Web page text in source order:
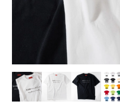
のぼり旗の改造プランと
程度によってデザイン加
詳細はお問い合わせくだ
リピート
ォントを使用します。基
にショップ名、社名、電
データをお送りいただけ
も出来ます。
お客様が納得するまで何
正をしますので、初めて
相談ください。
よく見かける一般的なのぼ
ほとんどのポールや注水台
よく見かける一般的なのぼ
ほとんどのポールや注水台
も風向きによってずっと
いこともありません。
も風向きによってずっと
いこともありません。
上チチ 上下チチ
三
［
チ
トロピカル（納
［ +299
ワンランク厚手のトロピ
【注意点】
スリット（切り込み）は
カットラインを入れます。
デザインや絵柄をスリッ
る場合があります。